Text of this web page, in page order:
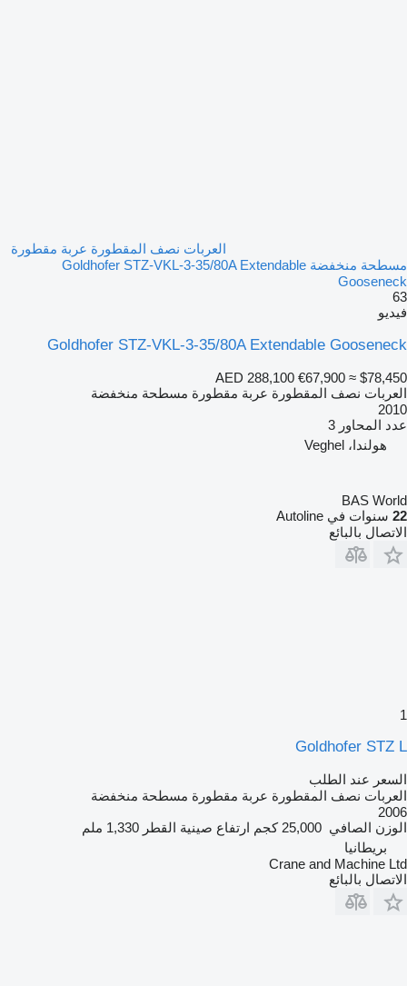
العربات نصف المقطورة عربة مقطورة
مسطحة منخفضة Goldhofer STZ-VKL-3-35/80A Extendable
Gooseneck
63
فيديو
Goldhofer STZ-VKL-3-35/80A Extendable Gooseneck
AED 288,100 €67,900 ≈ $78,450
العربات نصف المقطورة عربة مقطورة مسطحة منخفضة
2010
عدد المحاور 3
هولندا، Veghel
BAS World
22 سنوات في Autoline
الاتصال بالبائع
1
Goldhofer STZ L
السعر عند الطلب
العربات نصف المقطورة عربة مقطورة مسطحة منخفضة
2006
الوزن الصافي 25,000 كجم ارتفاع صينية القطر 1,330 ملم
بريطانيا
Crane and Machine Ltd
الاتصال بالبائع